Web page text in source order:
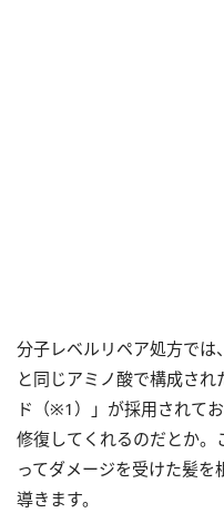
分子レベルリペア処方で
と同じアミノ酸で構成さ
ド（※1）」が採用されて
修復してくれるのだとか。
ってダメージを受けた髪
導きます。